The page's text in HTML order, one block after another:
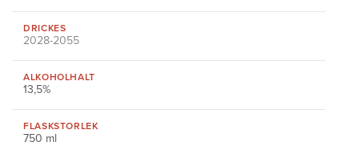
DRICKES
2028-2055
ALKOHOLHALT
13,5%
FLASKSTORLEK
750 ml